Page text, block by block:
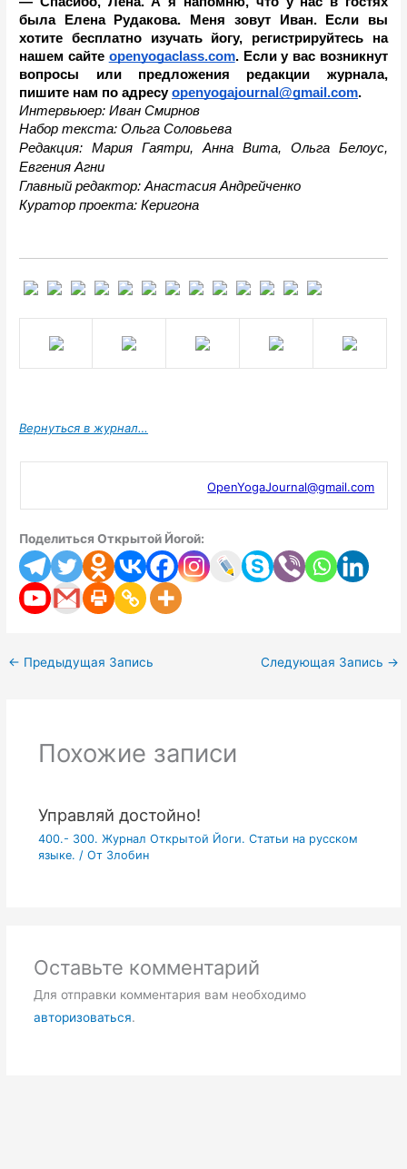
была Елена Рудакова. Меня зовут Иван. Если вы
хотите бесплатно изучать йогу, регистрируйтесь на
нашем сайте openyogaclass.com. Если у вас возникнут
вопросы или предложения редакции журнала,
пишите нам по адресу openyogajournal@gmail.com.
Интервьюер: Иван Смирнов
Набор текста: Ольга Соловьева
Редакция: Мария Гаятри, Анна Вита, Ольга Белоус,
Евгения Агни
Главный редактор: Анастасия Андрейченко
Куратор проекта: Керигона
Вернуться в журнал…
OpenYogaJournal@gmail.com
Поделиться Открытой Йогой:
← Предыдущая Запись Следующая Запись →
Похожие записи
Управляй достойно!
400.- 300. Журнал Открытой Йоги. Статьи на русском
языке. / От Злобин
Оставьте комментарий
Для отправки комментария вам необходимо
авторизоваться.